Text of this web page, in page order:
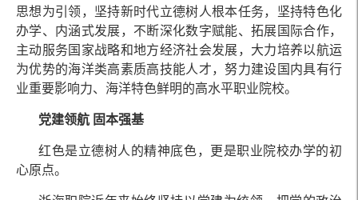
思想为引领，坚持新时代立德树人根本任务，坚持特色化
办学、内涵式发展，不断深化数字赋能、拓展国际合作，
主动服务国家战略和地方经济社会发展，大力培养以航运
为优势的海洋类高素质高技能人才，努力建设国内具有行
业重要影响力、海洋特色鲜明的高水平职业院校。
党建领航 固本强基
红色是立德树人的精神底色，更是职业院校办学的初
心原点。